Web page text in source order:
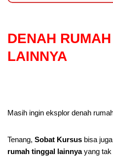
DENAH
LAINNYA
Masih ingin eksplor denah
Tenang, Sobat Kursus bisa juga
rumah tinggal lainnyayang tak